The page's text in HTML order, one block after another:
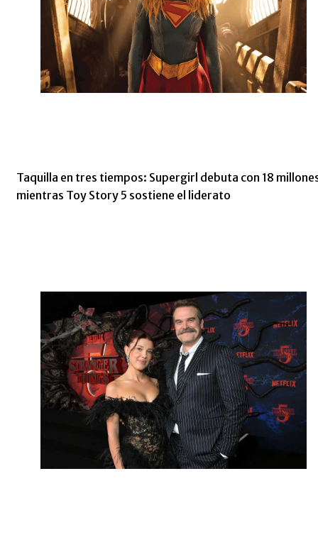
Taquilla en tres tiempos: Supergirl debuta con 18
mientras Toy Story 5 sostiene el liderato